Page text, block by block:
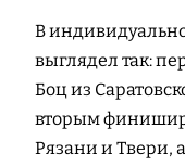
В
выглядел так:
Боц из
вторым
Рязани и Твери,